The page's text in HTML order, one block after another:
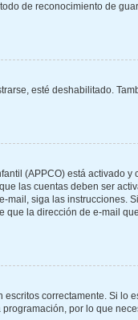
de reconocimiento de
esté deshabilitado.
(APPCO) está activado
las cuentas deben ser
siga las instrucciones.
la dirección de e-mail
correctamente. Si lo
por lo que